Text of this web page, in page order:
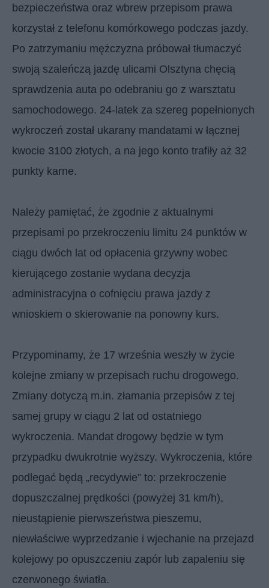
bezpieczeństwa oraz wbrew przepisom prawa
korzystał z telefonu komórkowego podczas jazdy.
Po zatrzymaniu mężczyzna próbował tłumaczyć
swoją szaleńczą jazdę ulicami Olsztyna chęcią
sprawdzenia auta po odebraniu go z warsztatu
samochodowego. 24-latek za szereg popełnionych
wykroczeń został ukarany mandatami w łącznej
kwocie 3100 złotych, a na jego konto trafiły aż 32
punkty karne.
Należy pamiętać, że zgodnie z aktualnymi
przepisami po przekroczeniu limitu 24 punktów w
ciągu dwóch lat od opłacenia grzywny wobec
kierującego zostanie wydana decyzja
administracyjna o cofnięciu prawa jazdy z
wnioskiem o skierowanie na ponowny kurs.
Przypominamy, że 17 września weszły w życie
kolejne zmiany w przepisach ruchu drogowego.
Zmiany dotyczą m.in. złamania przepisów z tej
samej grupy w ciągu 2 lat od ostatniego
wykroczenia. Mandat drogowy będzie w tym
przypadku dwukrotnie wyższy. Wykroczenia, które
podlegać będą „recydywie” to: przekroczenie
dopuszczalnej prędkości (powyżej 31 km/h),
nieustąpienie pierwszeństwa pieszemu,
niewłaściwe wyprzedzanie i wjechanie na przejazd
kolejowy po opuszczeniu zapór lub zapaleniu się
czerwonego światła.